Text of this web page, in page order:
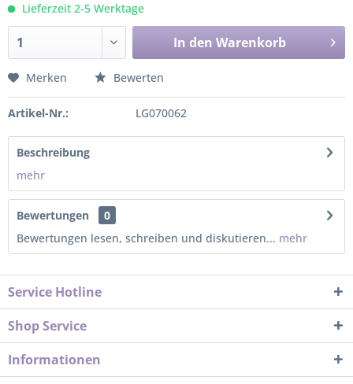
Lieferzeit 2-5 Werktage
In den Warenkorb
Merken Bewerten
Artikel-Nr.: LG070062
Beschreibung
mehr
Bewertungen
0
Bewertungen lesen, schreiben und diskutieren... mehr
Service Hotline
Shop Service
Informationen